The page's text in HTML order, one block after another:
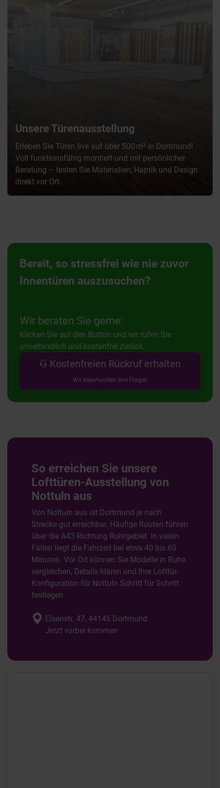
Unsere Türenausstellung
Erleben Sie Türen live auf über 500 m² in Dortmund!
Voll funktionsfähig montiert und mit persönlicher
Beratung – testen Sie Materialien, Haptik und Design
direkt vor Ort.
Bereit, so stressfrei wie nie zuvor
Innentüren auszusuchen?
Wir beraten Sie gerne:
Klicken Sie auf den Button und wir rufen Sie
unverbindlich und kostenfrei zurück.
Kostenfreien Rückruf erhalten
Wir beantworten Ihre Fragen
So erreichen Sie unsere
Lofttüren-Ausstellung von
Nottuln aus
Von Nottuln aus ist Dortmund je nach
Strecke gut erreichbar. Häufige Routen führen
über die A43 Richtung Ruhrgebiet. In vielen
Fällen liegt die Fahrzeit bei etwa 40 bis 60
Minuten. Vor Ort können Sie Modelle in Ruhe
vergleichen, Details klären und Ihre Lofttür-
Konfiguration für Nottuln Schritt für Schritt
festlegen.
Eisenstr. 47, 44145 Dortmund
Jetzt vorbei kommen